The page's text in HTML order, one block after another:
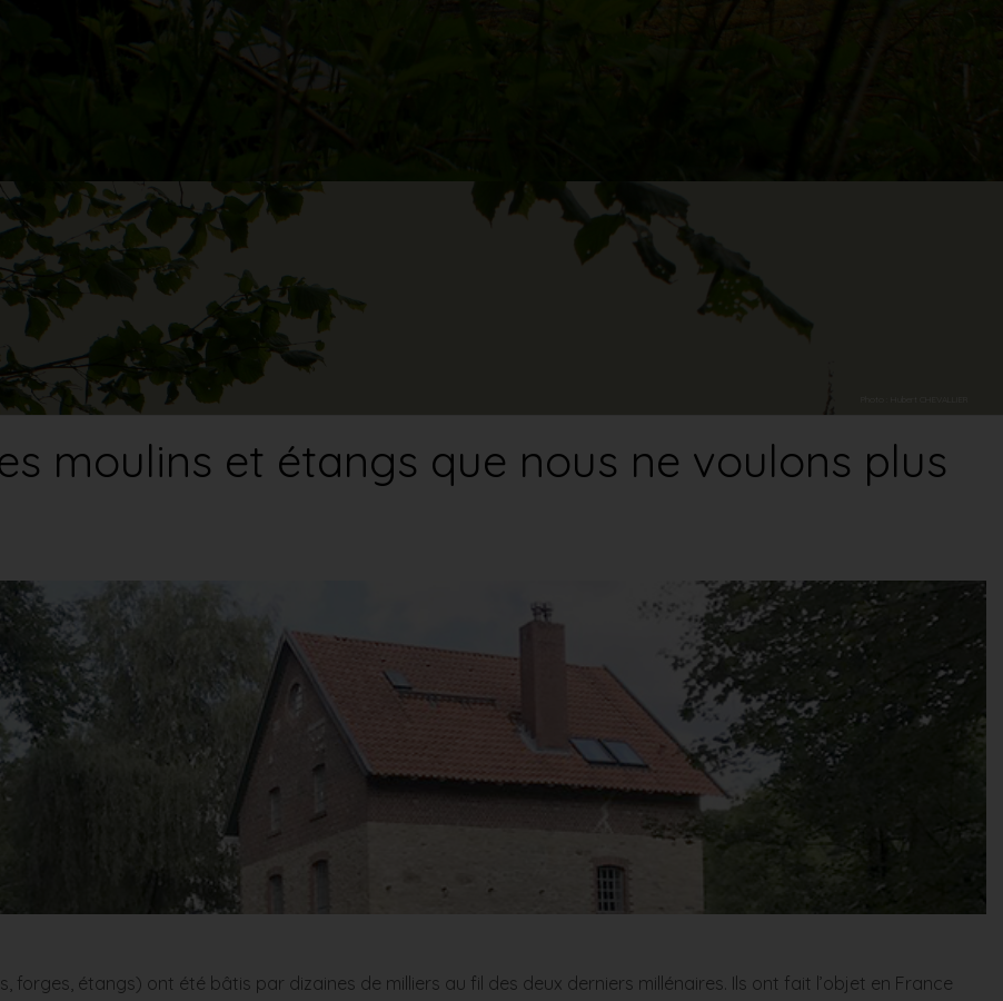
moulins et étangs que nous ne voulons plus
forges, étangs) ont été bâtis par dizaines de milliers au fil des deux derniers millénaires. Ils ont fait l’objet en France